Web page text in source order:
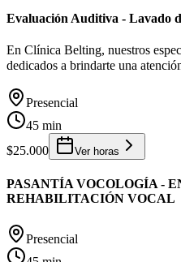
Evaluación Auditiva - Lavado
En Clínica Belting, nuestros
dedicados a brindarte una
Presencial
45 min
$25.000
Ver horas
PASANTÍA VOCOLOGÍA -
REHABILITACIÓN VOCAL
Presencial